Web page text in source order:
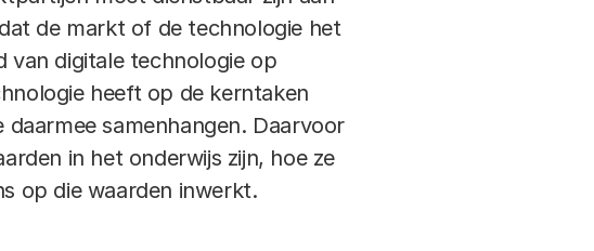
de markt of de technologie het
van digitale technologie op
heeft op de kerntaken
samenhangen. Daarvoor
in het onderwijs zijn, hoe ze
op die waarden inwerkt.